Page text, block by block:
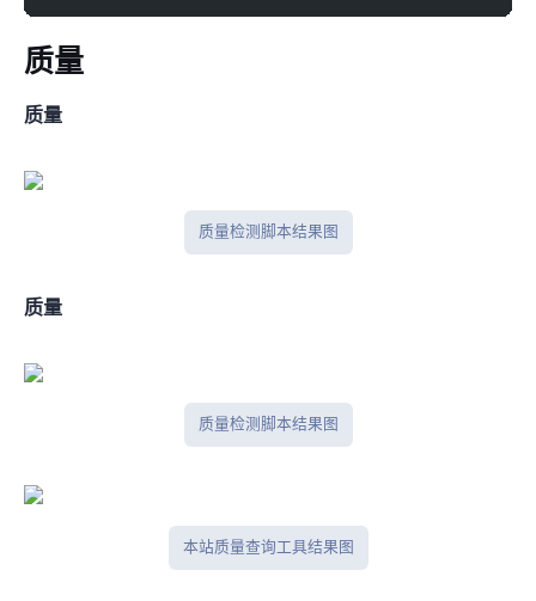
ip质量
IPV4质量
IP质量检测脚本结果图
IPV6质量
IP质量检测脚本结果图
本站IP质量查询工具结果图